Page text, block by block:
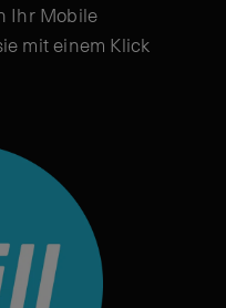
Ihr Mobile
mit einem Klick